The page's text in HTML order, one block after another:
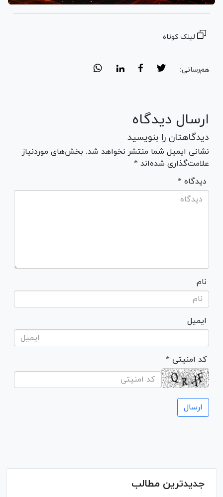
لینک کوتاه
هم‌رسانی:
ارسال دیدگاه
دیدگاهتان را بنویسید
نشانی ایمیل شما منتشر نخواهد شد. بخش‌های موردنیاز
علامت‌گذاری شده‌اند *
* دیدگاه
نام
ایمیل
* کد امنیتی
جدیدترین مطالب